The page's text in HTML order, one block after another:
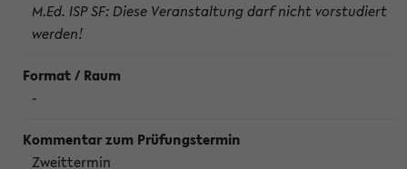
M.Ed. ISP SF: Diese Veranstaltung darf nicht vorstudiert
werden!
-
Zweittermin